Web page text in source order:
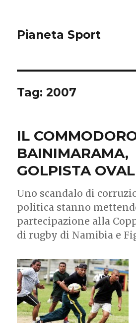
Pianeta Sport
Tag: 2007
IL
BAINIMARAMA,
GOLPISTA
Uno scandalo di
politica stanno
partecipazione alla
di rugby di Namibia e